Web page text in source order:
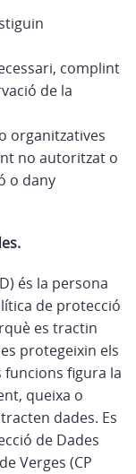
complint
de la
organitzatives
no autoritzat o
o dany
és la persona
de protecció
es tractin
protegeixin els
funcions figura la
queixa o
dades. Es
de Dades
Verges (CP